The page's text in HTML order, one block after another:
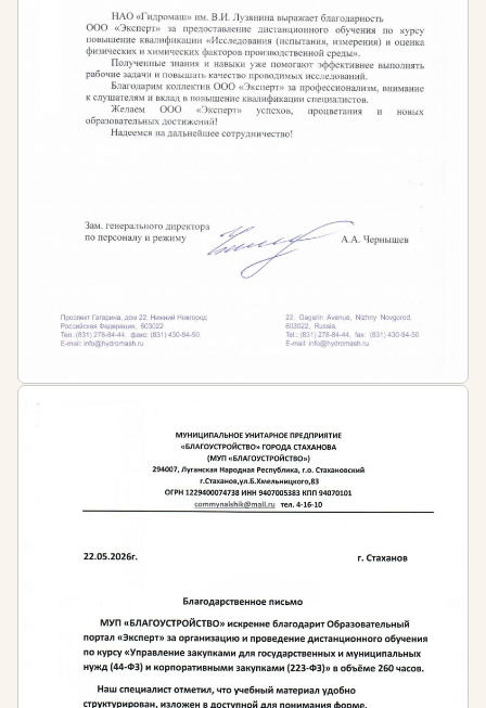
Сотрудникам, отвечающим за изучение,
сохранность, консервацию и реставрацию
музейных и выставочных предметов.
Научным сотрудникам музея.
Специалистам, ведущих учёт музейных и
Проходить обучение по программам музейного
дела могут не только действующие работники
планирует работать в этом направлении.
трудовую деятельность в сфере музейного дела и
рекомендуется проходить программы
профессиональной переподготовки. По окончанию
профессиональной переподготовки обучающемуся
государством образца, который даст право на
ведение деятельности в этой сфере.
Затем, рекомендовано регулярно осваивать
программы повышения квалификации,
периодичность которых устанавливается: